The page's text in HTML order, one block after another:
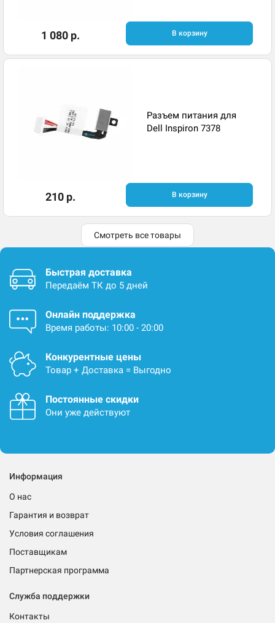
1 080 р. В корзину
Разъем питания для
Dell Inspiron 7378
210 р. В корзину
Смотреть все товары
Быстрая доставка
Передаём ТК до 5 дней
Онлайн поддержка
Время работы: 10:00 - 20:00
Конкурентные цены
Товар + Доставка = Выгодно
Постоянные скидки
Они уже действуют
Информация
О нас
Гарантия и возврат
Условия соглашения
Поставщикам
Партнерская программа
Служба поддержки
Контакты